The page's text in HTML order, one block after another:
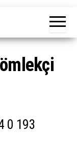
0 193